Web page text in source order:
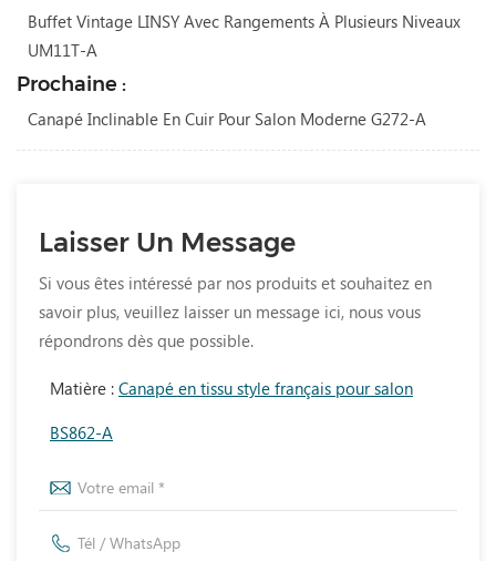
Buffet Vintage LINSY Avec Rangements À Plusieurs Niveaux
UM11T-A
Prochaine :
Canapé Inclinable En Cuir Pour Salon Moderne G272-A
Laisser Un Message
Si vous êtes intéressé par nos produits et souhaitez en
savoir plus, veuillez laisser un message ici, nous vous
répondrons dès que possible.
Matière : Canapé en tissu style français pour salon
BS862-A